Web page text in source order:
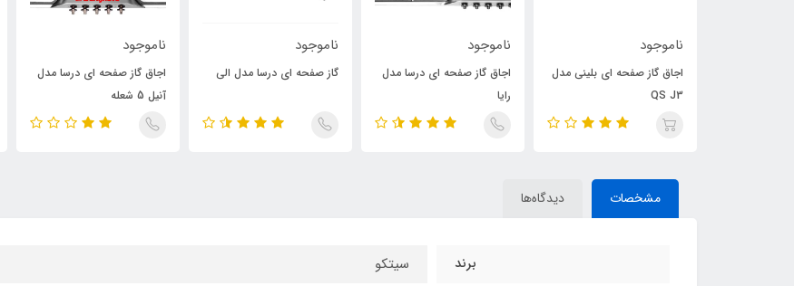
ناموجود
اجاق گاز صفحه ای بلینی مدل
QS J3
ناموجود
اجاق گاز صفحه ای درسا مدل
رایا
ناموجود
گاز صفحه ای درسا مدل الی
ناموجود
اجاق گاز صفحه ای درسا مدل
آنیل 5 شعله
مشخصات دیدگاه‌ها
برند سیتکو